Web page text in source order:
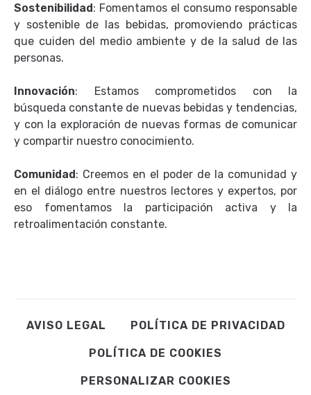
Sostenibilidad: Fomentamos el consumo responsable
y sostenible de las bebidas, promoviendo prácticas
que cuiden del medio ambiente y de la salud de las
personas.
Innovación: Estamos comprometidos con la
búsqueda constante de nuevas bebidas y tendencias,
y con la exploración de nuevas formas de comunicar
y compartir nuestro conocimiento.
Comunidad: Creemos en el poder de la comunidad y
en el diálogo entre nuestros lectores y expertos, por
eso fomentamos la participación activa y la
retroalimentación constante.
AVISO LEGAL POLÍTICA DE PRIVACIDAD
POLÍTICA DE COOKIES
PERSONALIZAR COOKIES